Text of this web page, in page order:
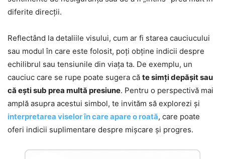
diferite direcții.
Reflectând la detaliile visului, cum ar fi starea cauciucului
sau modul în care este folosit, poți obține indicii despre
echilibrul sau tensiunile din viața ta. De exemplu, un
cauciuc care se rupe poate sugera că te simți depășit sau
că ești sub prea multă presiune. Pentru o perspectivă mai
amplă asupra acestui simbol, te invităm să explorezi și
interpretarea viselor în care apare o roată, care poate
oferi indicii suplimentare despre mișcare și progres.